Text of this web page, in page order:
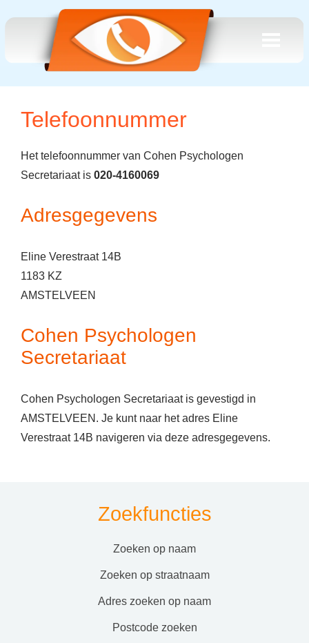
Telefoonnummer
Het telefoonnummer van Cohen Psychologen
Secretariaat is 020-4160069
Adresgegevens
Eline Verestraat 14B
1183 KZ
AMSTELVEEN
Cohen Psychologen
Secretariaat
Cohen Psychologen Secretariaat is gevestigd in
AMSTELVEEN. Je kunt naar het adres Eline
Verestraat 14B navigeren via deze adresgegevens.
Zoekfuncties
zoeken op naam
zoeken op straatnaam
adres zoeken op naam
postcode zoeken